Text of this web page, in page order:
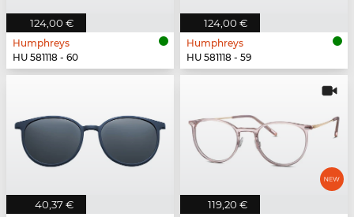
124,00 €
Humphreys
HU 581118 - 60
124,00 €
Humphreys
HU 581118 - 59
40,37 € 119,20 €